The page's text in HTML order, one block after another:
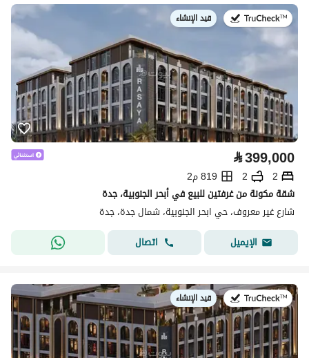
في:قيد الإنشاء
⃁399,000
2
2
819 م2
شقة مكونة من غرفتين للبيع في أبحر الجنوبية، جدة
شارع غير معروف، حي ابحر الجنوبية، شمال جدة، جدة
الإيميل
اتصال
في:قيد الإنشاء